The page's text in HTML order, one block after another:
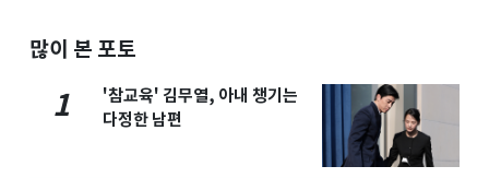
많이 본 포토
1
'참교육' 김무열, 아내 챙기는
다정한 남편